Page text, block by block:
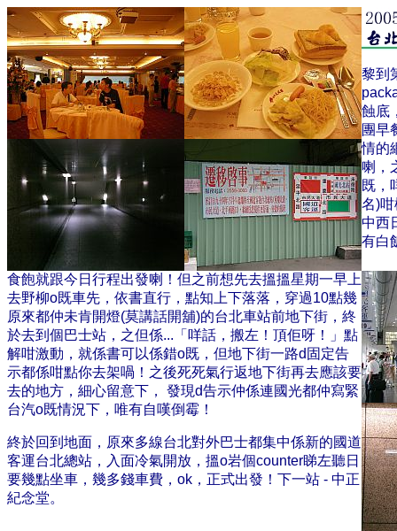
黎到
蝕底
團早
情的
喇，
既，
名)
中西
有白
食飽就跟今日行程出發喇！但之前想先去搵搵星期一早上
去野柳o既車先，依書直行，點知上下落落，穿過10點幾
原來都仲未肯開燈(莫講話開舖)的台北車站前地下街，終
於去到個巴士站，之但係...「咩話，搬左！頂佢呀！」點
解咁激動，就係書可以係錯o既，但地下街一路d固定告
示都係咁點你去架喎！之後死死氣行返地下街再去應該要
去的地方，細心留意下， 發現d告示仲係連國光都仲寫緊
台汽o既情況下，唯有自嘆倒霉！
終於回到地面，原來多線台北對外巴士都集中係新的國道
客運台北總站，入面冷氣開放，搵o岩個counter睇左聽日
要幾點坐車，幾多錢車費，ok，正式出發！下一站 - 中正
紀念堂。